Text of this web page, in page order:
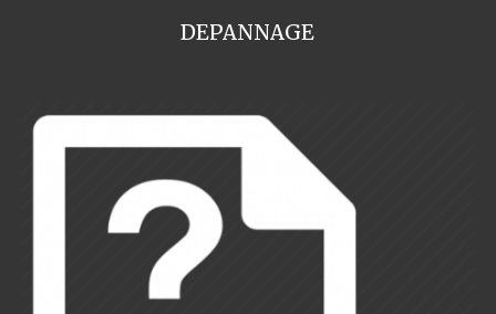
DEPANNAGE